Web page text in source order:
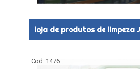
loja de produtos de limpeza
Cod.:1476